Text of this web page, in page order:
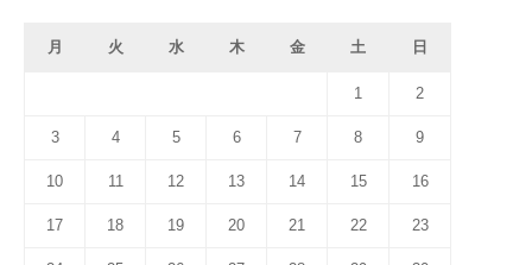
月 火 水 木 金 土 日
1 2
3 4 5 6 7 8 9
10 11 12 13 14 15 16
17 18 19 20 21 22 23